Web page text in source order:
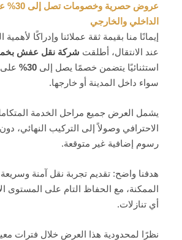
عروض
الداخلي والخارجي
إيمانًا منا بقيمة ثقة عملائنا وإدراكًا
عند الانتقال، أطلقت شركة نقل عفش
استثنائيًا يتضمن خصمًا يصل إلى30%
على
سواء داخل المدينة أو خارجها.
يشمل العرض جميع مراحل الخدمة
الاحترافي وصولاً إلى التركيب النهائي،
رسوم إضافية غير متوقعة.
هدفنا واضح: تقديم تجربة نقل آمنة وسريعة
الممكنة، مع الحفاظ التام على المستوى
أي تنازلات.
نظرًا لمحدودية هذا العرض خلال فترات